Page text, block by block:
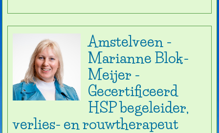
Amstelveen -
Marianne Blok-
Meijer -
Gecertificeerd
HSP begeleider,
verlies- en rouwtherapeut